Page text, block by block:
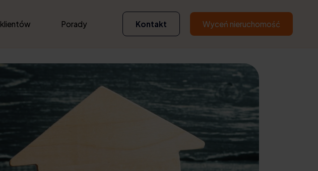
Porady Kontakt Wyceń nieruchomość